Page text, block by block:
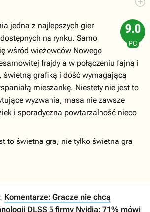
9.0
PC
jedna z najlepszych gier
na rynku. Samo
wśród wieżowców Nowego
frajdy a w połączeniu fajną i
świetną grafiką i dość wymagającą
mieszankę. Niestety nie jest to
wyzwania, masa nie zawsze
i sporadyczna powtarzalność nieco
to świetna gra, nie tylko świetna gra
Komentarze: Gracze nie chcą
DLSS 5 firmy Nvidia: 71% mówi